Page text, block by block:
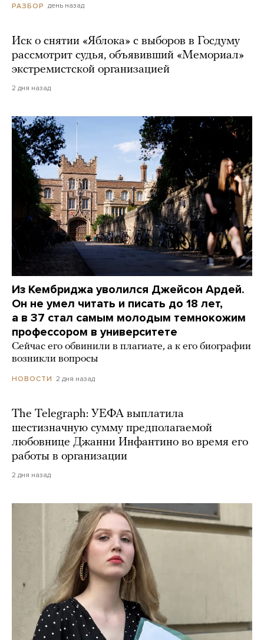
РАЗБОР день назад
Иск о снятии «Яблока» с выборов в Госдуму
рассмотрит судья, объявивший «Мемориал»
экстремистской организацией
2 дня назад
Из Кембриджа уволился Джейсон Ардей.
Он не умел читать и писать до 18 лет,
а в 37 стал самым молодым темнокожим
профессором в университете
Сейчас его обвинили в плагиате, а к его биографии
возникли вопросы
НОВОСТИ 2 дня назад
The Telegraph: УЕФА выплатила
шестизначную сумму предполагаемой
любовнице Джанни Инфантино во время его
работы в организации
2 дня назад